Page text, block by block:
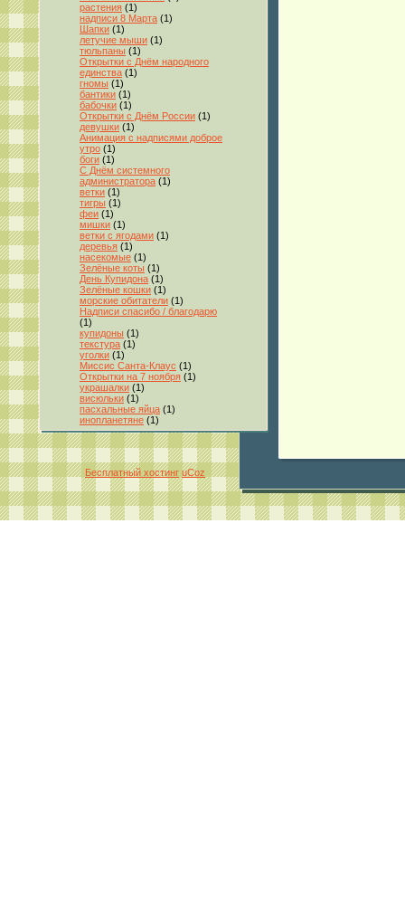
растения (1)
надписи 8 Марта (1)
Шапки (1)
летучие мыши (1)
тюльпаны (1)
Открытки с Днём народного
единства (1)
гномы (1)
бантики (1)
бабочки (1)
Открытки с Днём России (1)
девушки (1)
Анимация с надписями доброе
утро (1)
боги (1)
С Днём системного
администратора (1)
ветки (1)
тигры (1)
феи (1)
мишки (1)
ветки с ягодами (1)
деревья (1)
насекомые (1)
Зелёные коты (1)
День Купидона (1)
Зелёные кошки (1)
морские обитатели (1)
Надписи спасибо / благодарю
(1)
купидоны (1)
текстура (1)
уголки (1)
Миссис Санта-Клаус (1)
Открытки на 7 ноября (1)
украшалки (1)
висюльки (1)
пасхальные яйца (1)
инопланетяне (1)
Бесплатный хостинг uCoz